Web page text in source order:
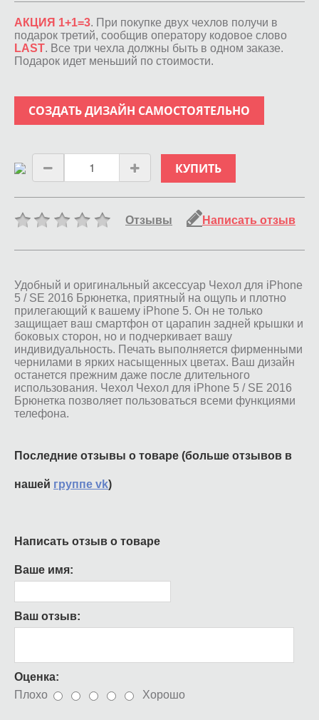
АКЦИЯ 1+1=3. При покупке двух чехлов получи в
подарок третий, сообщив оператору кодовое слово
LAST. Все три чехла должны быть в одном заказе.
Подарок идет меньший по стоимости.
СОЗДАТЬ ДИЗАЙН САМОСТОЯТЕЛЬНО
КУПИТЬ
Отзывы Написать отзыв
Удобный и оригинальный аксессуар Чехол для iPhone
5 / SE 2016 Брюнетка, приятный на ощупь и плотно
прилегающий к вашему iPhone 5. Он не только
защищает ваш смартфон от царапин задней крышки и
боковых сторон, но и подчеркивает вашу
индивидуальность. Печать выполняется фирменными
чернилами в ярких насыщенных цветах. Ваш дизайн
останется прежним даже после длительного
использования. Чехол Чехол для iPhone 5 / SE 2016
Брюнетка позволяет пользоваться всеми функциями
телефона.
Последние отзывы о товаре (больше отзывов в
нашей группе vk)
Написать отзыв о товаре
Ваше имя:
Ваш отзыв:
Оценка:
Плохо
Хорошо